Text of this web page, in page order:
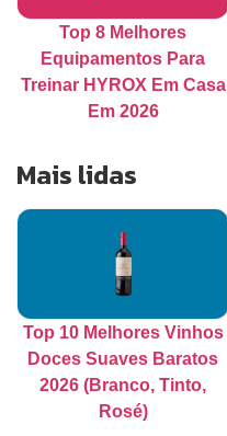
Top 8 Melhores
Equipamentos Para
Treinar HYROX Em Casa
Em 2026
Mais lidas
Top 10 Melhores Vinhos
Doces Suaves Baratos
2026 (Branco, Tinto,
Rosé)